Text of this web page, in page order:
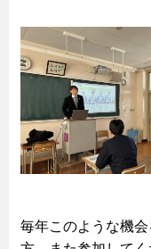
毎年このような機